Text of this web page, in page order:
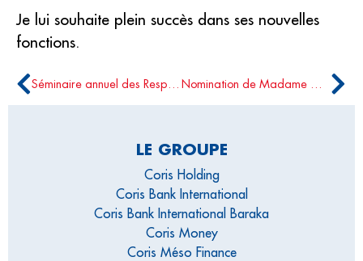
Je lui souhaite plein succès dans ses nouvelles
fonctions.
Séminaire annuel des Responsables Marketing et Communication du Groupe Coris Nomination de Madame Gisèle GUMEDZOE/OUEDRAOGO à la gestion de la première banque du Burkina Faso
LE GROUPE
Coris Holding
Coris Bank International
Coris Bank International Baraka
Coris Money
Coris Méso Finance